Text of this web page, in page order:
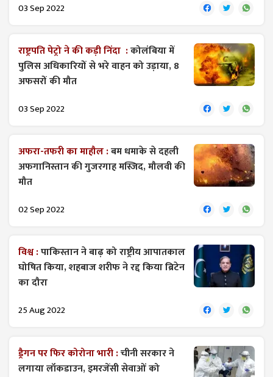
03 Sep 2022
राष्ट्रपति पेट्रो ने की कड़ी निंदा :कोलंबिया में
पुलिस अधिकारियों से भरे वाहन को उड़ाया, 8
अफसरों की मौत
03 Sep 2022
अफरा-तफरी का माहौल :बम धमाके से दहली
अफगानिस्तान की गुजरगाह मस्जिद, मौलवी की
मौत
02 Sep 2022
विश्व :पाकिस्तान ने बाढ़ को राष्ट्रीय आपातकाल
घोषित किया, शहबाज शरीफ ने रद्द किया ब्रिटेन
का दौरा
25 Aug 2022
ड्रैगन पर फिर कोरोना भारी :चीनी सरकार ने
लगाया लॉकडाउन, इमरजेंसी सेवाओं को